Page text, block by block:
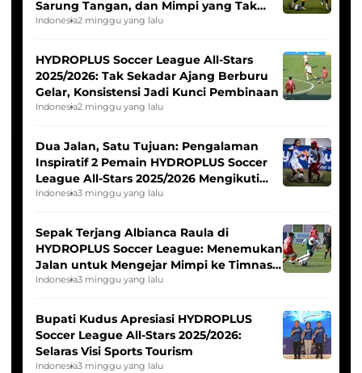
Sarung Tangan, dan Mimpi yang Tak
Pernah Padam
Indonesia2 minggu yang lalu
HYDROPLUS Soccer League All-Stars
2025/2026: Tak Sekadar Ajang Berburu
Gelar, Konsistensi Jadi Kunci Pembinaan
Indonesia2 minggu yang lalu
Dua Jalan, Satu Tujuan: Pengalaman
Inspiratif 2 Pemain HYDROPLUS Soccer
League All-Stars 2025/2026 Mengikuti
Seleksi Timnas Indonesia Putri
Indonesia3 minggu yang lalu
Sepak Terjang Albianca Raula di
HYDROPLUS Soccer League: Menemukan
Jalan untuk Mengejar Mimpi ke Timnas
Indonesia Putri
Indonesia3 minggu yang lalu
Bupati Kudus Apresiasi HYDROPLUS
Soccer League All-Stars 2025/2026:
Selaras Visi Sports Tourism
Indonesia3 minggu yang lalu